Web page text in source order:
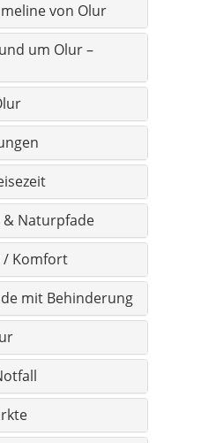
Naturpfade
Komfort
mit Behinderung
in Olur